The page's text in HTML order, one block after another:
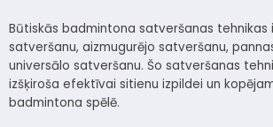
Būtiskās badmintona satveršanas tehnikas
satveršanu, aizmugurējo satveršanu,
universālo satveršanu. Šo satveršanas
izšķiroša efektīvai sitienu izpildei un
badmintona spēlē.